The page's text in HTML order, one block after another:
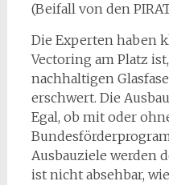
(Beifall von den
Die Experten haben
Vectoring am Platz
nachhaltigen
erschwert. Die
Egal, ob mit oder
Ausbauziele werden
ist nicht absehbar,